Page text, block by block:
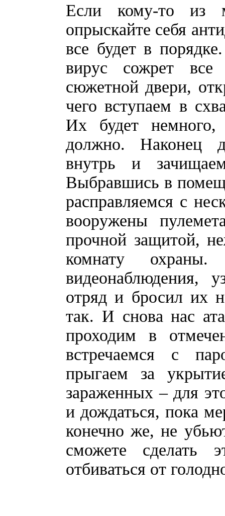
Если кому-то из
опрыскайте себя
все будет в
вирус сожрет
сюжетной двери,
чего вступаем в
Их будет
должно. Наконец
внутрь и
Выбравшись в
расправляемся с
вооружены
прочной защитой,
комнату
видеонаблюдения,
отряд и бросил их
так. И снова нас
проходим в
встречаемся с
прыгаем за
зараженных – для
и дождаться, пока
конечно же, не
сможете сделать
отбиваться от